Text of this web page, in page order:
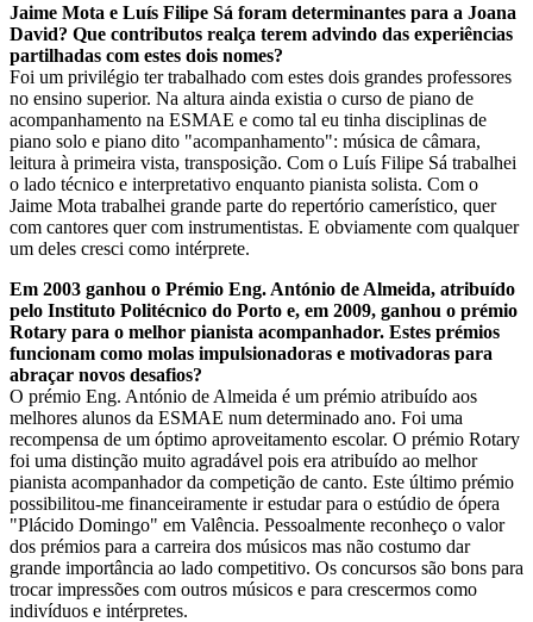
Jaime Mota e Luís Filipe Sá foram determinantes para a Joana
David? Que contributos realça terem advindo das experiências
partilhadas com estes dois nomes?
Foi um privilégio ter trabalhado com estes dois grandes professores
no ensino superior. Na altura ainda existia o curso de piano de
acompanhamento na ESMAE e como tal eu tinha disciplinas de
piano solo e piano dito "acompanhamento": música de câmara,
leitura à primeira vista, transposição. Com o Luís Filipe Sá trabalhei
o lado técnico e interpretativo enquanto pianista solista. Com o
Jaime Mota trabalhei grande parte do repertório camerístico, quer
com cantores quer com instrumentistas. E obviamente com qualquer
um deles cresci como intérprete.
Em 2003 ganhou o Prémio Eng. António de Almeida, atribuído
pelo Instituto Politécnico do Porto e, em 2009, ganhou o prémio
Rotary para o melhor pianista acompanhador. Estes prémios
funcionam como molas impulsionadoras e motivadoras para
abraçar novos desafios?
O prémio Eng. António de Almeida é um prémio atribuído aos
melhores alunos da ESMAE num determinado ano. Foi uma
recompensa de um óptimo aproveitamento escolar. O prémio Rotary
foi uma distinção muito agradável pois era atribuído ao melhor
pianista acompanhador da competição de canto. Este último prémio
possibilitou-me financeiramente ir estudar para o estúdio de ópera
"Plácido Domingo" em Valência. Pessoalmente reconheço o valor
dos prémios para a carreira dos músicos mas não costumo dar
grande importância ao lado competitivo. Os concursos são bons para
trocar impressões com outros músicos e para crescermos como
indivíduos e intérpretes.